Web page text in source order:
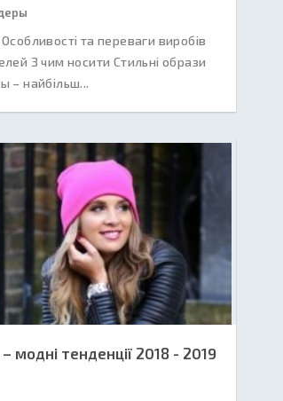
та переваги виробів
З чим носити Стильні образи
– найбільш...
модні тенденції 2018 - 2019